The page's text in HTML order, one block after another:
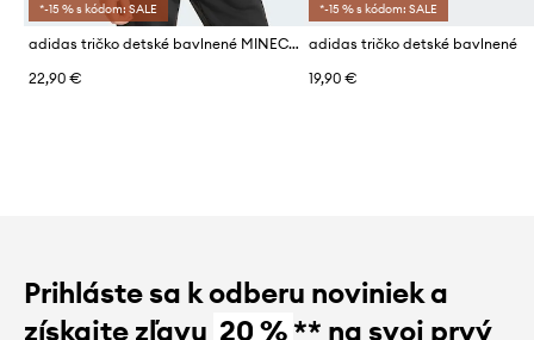
*-15 % s kódom: SALE
adidas tričko detské bavlnené MINECRAFT
22,90 €
*-15 % s kódom: SALE
adidas tričko detské bavlnené
19,90 €
Prihláste sa k odberu noviniek a
získajte zľavu 20 %** na svoj prvý